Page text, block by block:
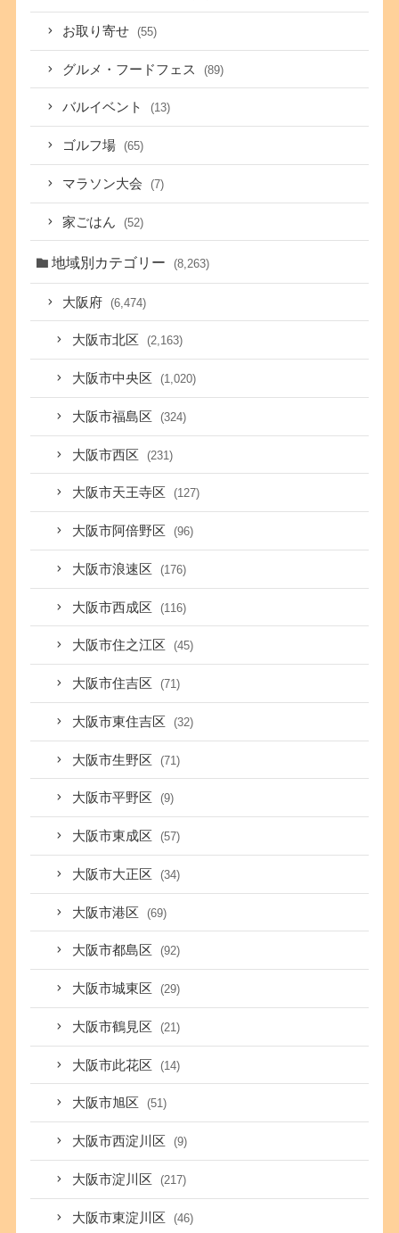
お取り寄せ (55)
グルメ・フードフェス (89)
バルイベント (13)
ゴルフ場 (65)
マラソン大会 (7)
家ごはん (52)
地域別カテゴリー (8,263)
大阪府 (6,474)
大阪市北区 (2,163)
大阪市中央区 (1,020)
大阪市福島区 (324)
大阪市西区 (231)
大阪市天王寺区 (127)
大阪市阿倍野区 (96)
大阪市浪速区 (176)
大阪市西成区 (116)
大阪市住之江区 (45)
大阪市住吉区 (71)
大阪市東住吉区 (32)
大阪市生野区 (71)
大阪市平野区 (9)
大阪市東成区 (57)
大阪市大正区 (34)
大阪市港区 (69)
大阪市都島区 (92)
大阪市城東区 (29)
大阪市鶴見区 (21)
大阪市此花区 (14)
大阪市旭区 (51)
大阪市西淀川区 (9)
大阪市淀川区 (217)
大阪市東淀川区 (46)